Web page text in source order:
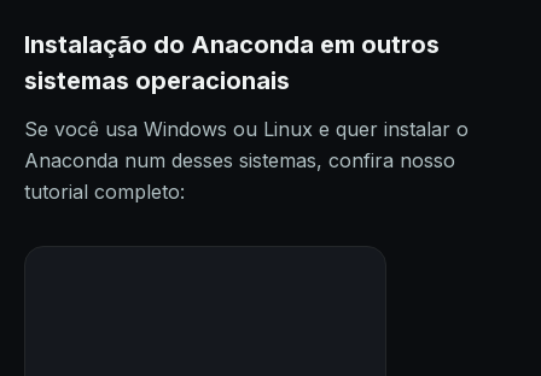
Instalação do Anaconda em outros
sistemas operacionais
Se você usa Windows ou Linux e quer instalar o
Anaconda num desses sistemas, confira nosso
tutorial completo: